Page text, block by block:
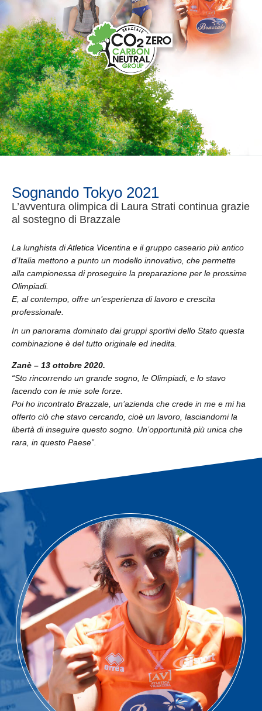
­Sognando Tokyo 2021
L’avventura olimpica di Laura Strati continua grazie
al sostegno di Brazzale
La lunghista di Atletica Vicentina e il gruppo caseario più antico
d’Italia mettono a punto un modello innovativo, che permette
alla campionessa di proseguire la preparazione per le prossime
Olimpiadi.
E, al contempo, offre un’esperienza di lavoro e crescita
professionale.
In un panorama dominato dai gruppi sportivi dello Stato questa
combinazione è del tutto originale ed inedita.
Zanè – 13 ottobre 2020.
“Sto rincorrendo un grande sogno, le Olimpiadi, e lo stavo
facendo con le mie sole forze.
Poi ho incontrato Brazzale, un’azienda che crede in me e mi ha
offerto ciò che stavo cercando, cioè un lavoro, lasciandomi la
libertà di inseguire questo sogno. Un’opportunità più unica che
rara, in questo Paese”.